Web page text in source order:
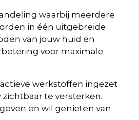
waarbij meerdere
in één uitgebreide
van jouw huid en
voor maximale
werkstoffen ingezet
te versterken.
en wil genieten van